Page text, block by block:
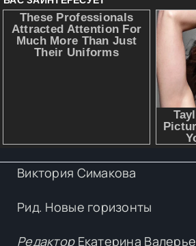
Виктория Симакова
Рид. Новые горизонты
РедакторЕкатерина